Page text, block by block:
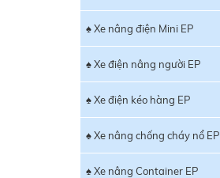
♠ Xe nâng điện Mini EP
♠ Xe điện nâng người EP
♠ Xe điện kéo hàng EP
♠ Xe nâng chống cháy nổ EP
♠ Xe nâng Container EP